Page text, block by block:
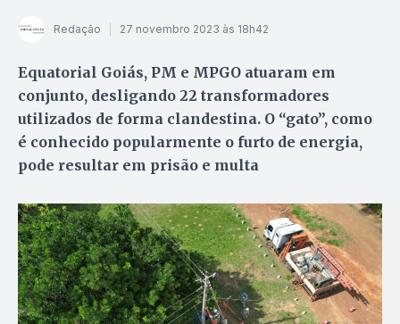
Redação 27 novembro 2023 às 18h42
Equatorial Goiás, PM e MPGO atuaram em
conjunto, desligando 22 transformadores
utilizados de forma clandestina. O “gato”, como
é conhecido popularmente o furto de energia,
pode resultar em prisão e multa